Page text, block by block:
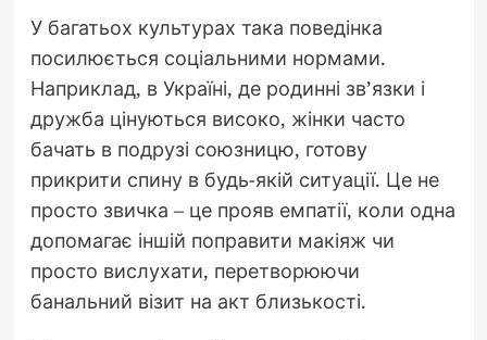
У багатьох культурах така поведінка
посилюється соціальними нормами.
Наприклад, в Україні, де родинні зв’язки і
дружба цінуються високо, жінки часто
бачать в подрузі союзницю, готову
прикрити спину в будь-якій ситуації. Це не
просто звичка – це прояв емпатії, коли одна
допомагає іншій поправити макіяж чи
просто вислухати, перетворюючи
банальний візит на акт близькості.